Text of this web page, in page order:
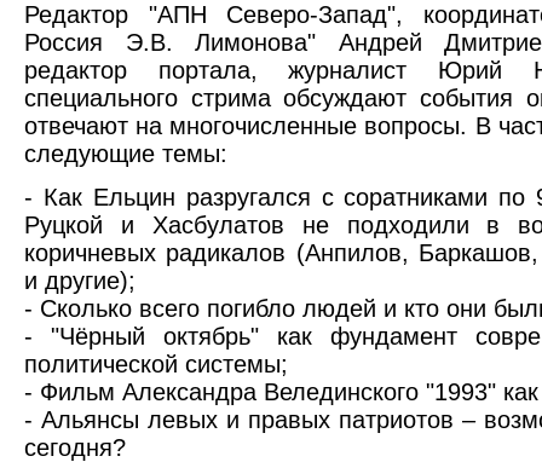
Редактор "АПН Северо-Запад",
Россия Э.В. Лимонова" Андрей
редактор портала, журналист Юрий
специального стрима обсуждают события
отвечают на многочисленные вопросы. В
следующие темы:
- Как Ельцин разругался с соратниками по
Руцкой и Хасбулатов не подходили в
коричневых радикалов (Анпилов,
и другие);
- Сколько всего погибло людей и кто они
- "Чёрный октябрь" как фундамент
политической системы;
- Фильм Александра Велединского "1993" как
- Альянсы левых и правых патриотов –
сегодня?